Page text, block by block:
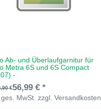
Ab- und Überlaufgarnitur für
Metra 6S und 6S Compact
-
€56,99 € *
MwSt. zzgl.Versandkosten